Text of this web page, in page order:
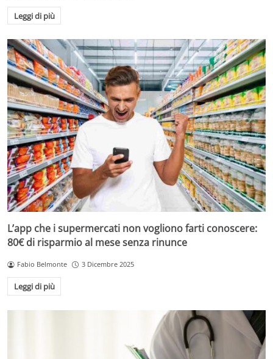
Leggi di più
L’app che i supermercati non vogliono farti conoscere:
80€ di risparmio al mese senza rinunce
Fabio Belmonte 3 Dicembre 2025
Leggi di più